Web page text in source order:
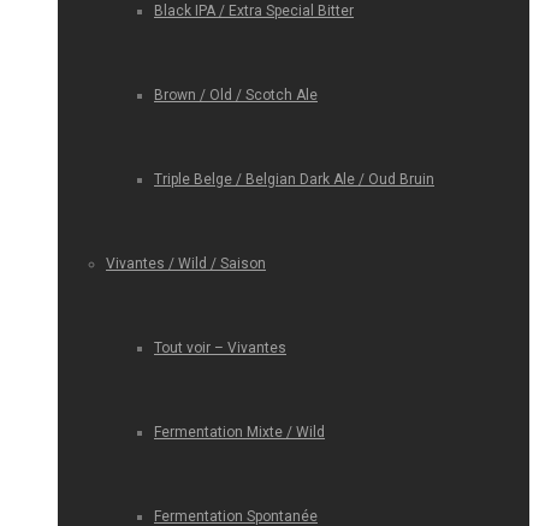
Black IPA / Extra Special Bitter
Brown / Old / Scotch Ale
Triple Belge / Belgian Dark Ale / Oud Bruin
Vivantes / Wild / Saison
Tout voir – Vivantes
Fermentation Mixte / Wild
Fermentation Spontanée